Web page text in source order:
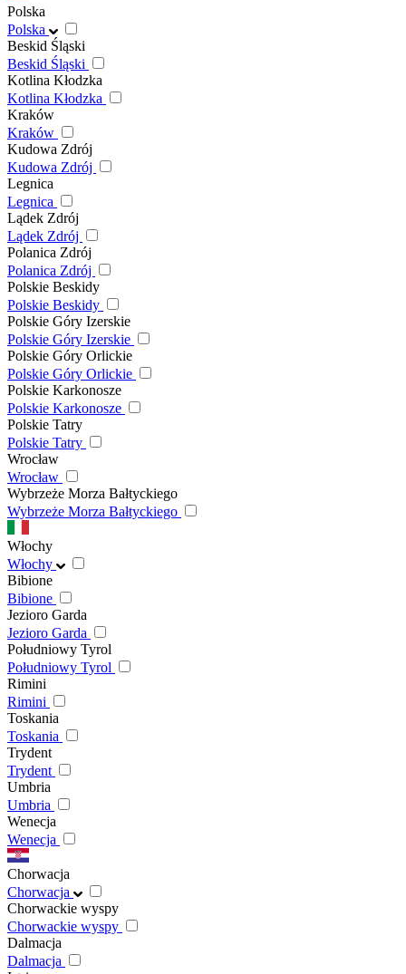
Polska
Polska
Beskid Śląski
Beskid Śląski
Kotlina Kłodzka
Kotlina Kłodzka
Kraków
Kraków
Kudowa Zdrój
Kudowa Zdrój
Legnica
Legnica
Lądek Zdrój
Lądek Zdrój
Polanica Zdrój
Polanica Zdrój
Polskie Beskidy
Polskie Beskidy
Polskie Góry Izerskie
Polskie Góry Izerskie
Polskie Góry Orlickie
Polskie Góry Orlickie
Polskie Karkonosze
Polskie Karkonosze
Polskie Tatry
Polskie Tatry
Wrocław
Wrocław
Wybrzeże Morza Bałtyckiego
Wybrzeże Morza Bałtyckiego
Włochy
Włochy
Bibione
Bibione
Jezioro Garda
Jezioro Garda
Południowy Tyrol
Południowy Tyrol
Rimini
Rimini
Toskania
Toskania
Trydent
Trydent
Umbria
Umbria
Wenecja
Wenecja
Chorwacja
Chorwacja
Chorwackie wyspy
Chorwackie wyspy
Dalmacja
Dalmacja